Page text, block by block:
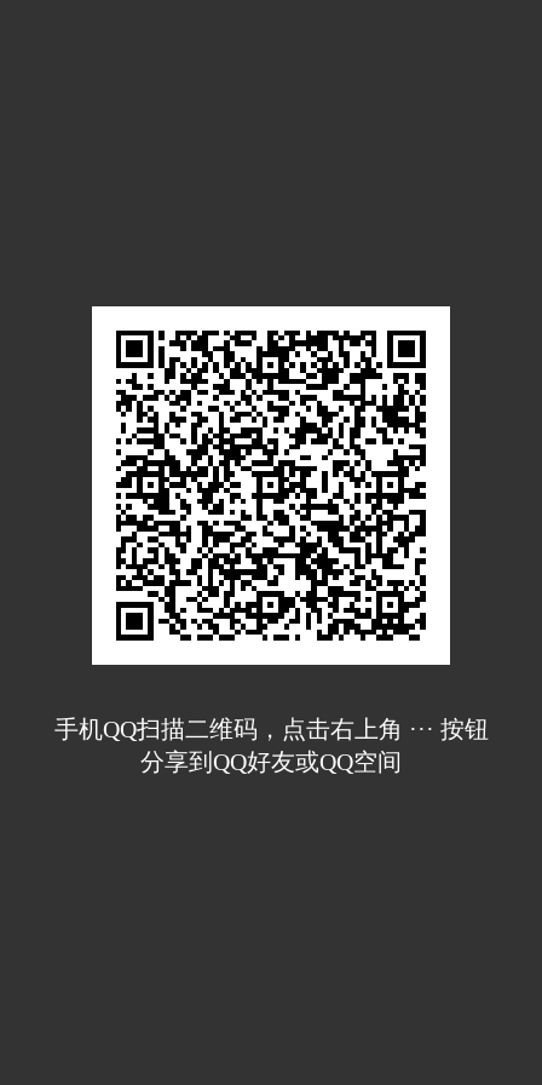
手机QQ扫描二维码，点击右上角 ··· 按钮
分享到QQ好友或QQ空间